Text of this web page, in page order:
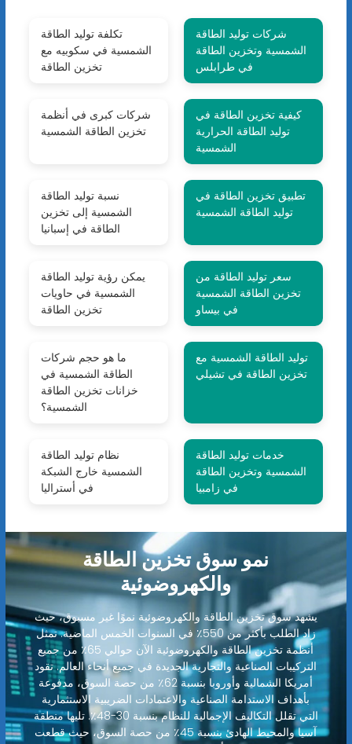
تكلفة توليد الطاقة
الشمسية في سكوبيه مع
تخزين الطاقة
شركات توليد الطاقة
الشمسية وتخزين الطاقة
في طرابلس
شركات كبرى في أنظمة
تخزين الطاقة الشمسية
كيفية تخزين الطاقة في
توليد الطاقة الحرارية
الشمسية
نسبة توليد الطاقة
الشمسية إلى تخزين
الطاقة في إسبانيا
تطبيق تخزين الطاقة في
توليد الطاقة الشمسية
يمكن رؤية توليد الطاقة
الشمسية في حاويات
تخزين الطاقة
سعر توليد الطاقة من
تخزين الطاقة الشمسية
في بيساو
ما هو حجم شركات
الطاقة الشمسية في
خزانات تخزين الطاقة
الشمسية؟
توليد الطاقة الشمسية مع
تخزين الطاقة في تشيلي
نظام توليد الطاقة
الشمسية خارج الشبكة
في أستراليا
خدمات توليد الطاقة
الشمسية وتخزين الطاقة
في زامبيا
نمو سوق تخزين الطاقة
والكهروضوئية
يشهد سوق تخزين الطاقة والكهروضوئية نموًا غير مسبوق، حيث
زاد الطلب بأكثر من 550٪ في السنوات الخمس الماضية. تمثل
أنظمة تخزين الطاقة والكهروضوئية الآن حوالي 65٪ من جميع
التركيبات الصناعية والتجارية الجديدة في جميع أنحاء العالم. تقود
أمريكا الشمالية وأوروبا بنسبة 62٪ من حصة السوق، مدفوعة
بأهداف الاستدامة الصناعية والاعتمادات الضريبية الاستثمارية
التي تقلل التكاليف الإجمالية للنظام بنسبة 30-48٪. تليها منطقة
آسيا والمحيط الهادئ بنسبة 45٪ من حصة السوق، حيث قطعت